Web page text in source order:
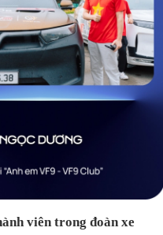
viên trong đoàn xe